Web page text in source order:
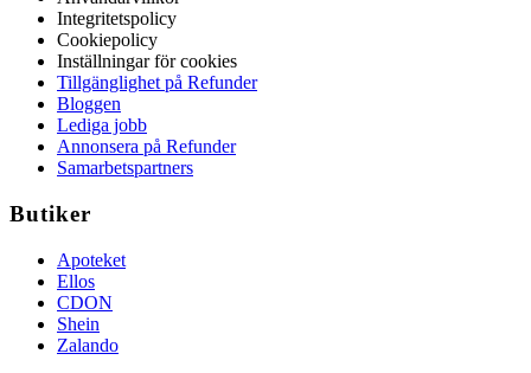
Integritetspolicy
Cookiepolicy
Inställningar för cookies
Tillgänglighet på Refunder
Bloggen
Lediga jobb
Annonsera på Refunder
Samarbetspartners
Butiker
Apoteket
Ellos
CDON
Shein
Zalando